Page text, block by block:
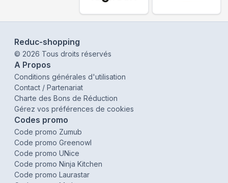
Reduc-shopping
© 2026 Tous droits réservés
A Propos
Conditions générales d'utilisation
Contact / Partenariat
Charte des Bons de Réduction
Gérez vos préférences de cookies
Codes promo
Code promo Zumub
Code promo Greenowl
Code promo UNice
Code promo Ninja Kitchen
Code promo Laurastar